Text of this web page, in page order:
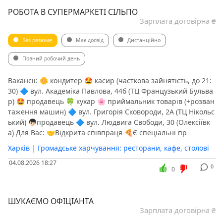
РОБОТА В СУПЕРМАРКЕТІ СІЛЬПО
Зарплата договірна ₴
Без резюме Має досвід Дистанційно
Повний робочий день
Вакансії: 🌼 кондитер 🤩 касир (часткова зайнятість, до 21:
30) 🔷 вул. Академіка Павлова, 44б (ТЦ Французький Бульва
р) 🤩 продавець 🍀 кухар 🌸 приймальник товарів (+розван
таження машин) 🔷 вул. Григорія Сковороди, 2А (ТЦ Нікольс
ький) 👦🏻продавець 🔷 вул. Людвига Свободи, 30 (Олексіївк
а) Для Вас: 🤝Відкрита співпраця 🍕Є спеціальні пр
Харків | Громадське харчування: ресторани, кафе, столові
04.08.2026 18:27 0
0
️ШУКАЄМО ОФІЦІАНТА️
Зарплата договірна ₴